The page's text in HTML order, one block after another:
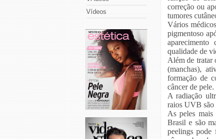
Vídeos
correção ou
tumores
Vários
pigmentoso
aparecimento
qualidade de
Além de tratar
(manchas),
formação de
câncer de pele.
A radiação
raios UVB são
As peles
Brasil e são
peelings pode